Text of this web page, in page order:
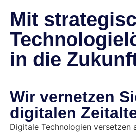
Mit
in die
Wir vernetzen
digitalen
Digitale Technologien versetzen